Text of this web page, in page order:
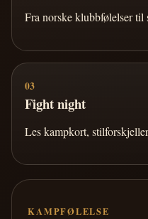
Fra norske klubbfølelser til
03
Fight night
Les kampkort,
KAMPFØLELSE